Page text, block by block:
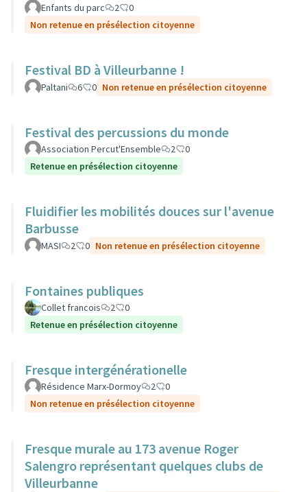
Enfants du parc 2
0
Non retenue en présélection citoyenne
Festival BD à Villeurbanne !
Paltani 6 0 Non retenue en présélection citoyenne
Festival des percussions du monde
Association Percut'Ensemble 2
0
Retenue en présélection citoyenne
Fluidifier les mobilités douces sur l'avenue
Barbusse
MASI 2 0 Non retenue en présélection citoyenne
Fontaines publiques
Collet francois 2
0
Retenue en présélection citoyenne
Fresque intergénérationelle
Résidence Marx-Dormoy 2
0
Non retenue en présélection citoyenne
Fresque murale au 173 avenue Roger
Salengro représentant quelques clubs de
Villeurbanne